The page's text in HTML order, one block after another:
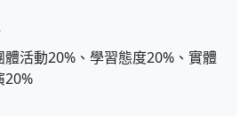
活動20%、學習態度20%、實體
20%